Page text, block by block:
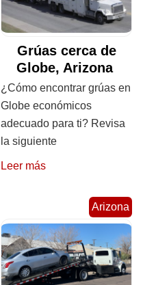
Grúas cerca de
Globe, Arizona
¿Cómo encontrar grúas en
Globe económicos
adecuado para ti? Revisa
la siguiente
Leer más
Arizona